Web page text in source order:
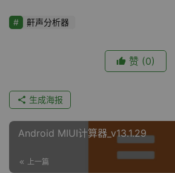
鼾声分析器
赞 (0)
生成海报
Android MIUI计算器_v13.1.29
上一篇